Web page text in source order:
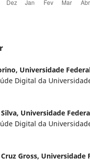
Universidade
Digital da
Universidade
Digital da
Gross, Universidade